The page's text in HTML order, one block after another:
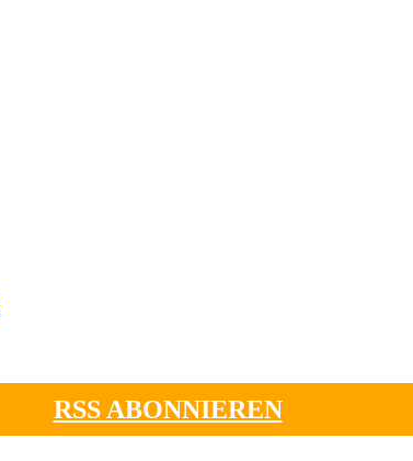
RSS ABONNIEREN